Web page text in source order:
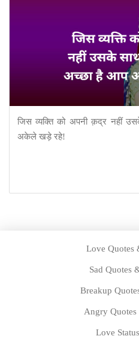
जिस व्यक्ति को अपनी क़द्र नहीं
अकेले खड़े रहे!
Love Quotes
Sad Quotes
Breakup
Angry Quotes
Love